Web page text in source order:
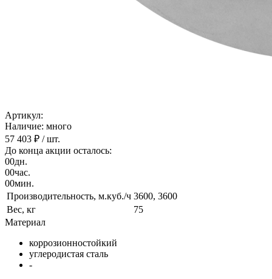
Артикул:
Наличие: много
57 403 ₽ / шт.
До конца акции осталось:
00дн.
00час.
00мин.
Производительность, м.куб./ч 3600, 3600
Вес, кг
75
Материал
коррозионностойкий
углеродистая сталь
-